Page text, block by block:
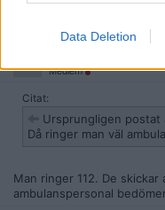
Data Deletion
2026-02-13, 11:01
Medlem
Citat:
Ursprungligen postat
Då ringer man väl
Man ringer 112. De
ambulanspersonal